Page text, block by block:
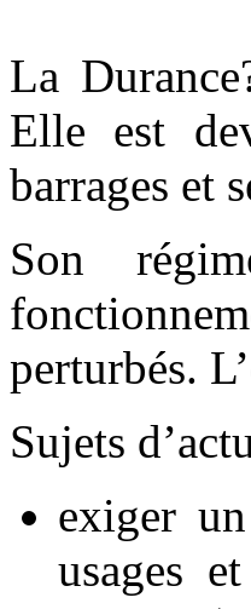
La
Elle est
barrages et
Son
perturbés.
Sujets
exiger
usages